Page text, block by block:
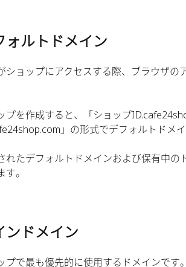
ォルトドメイン
ショップにアクセスする際、ブラウザの
プを作成すると、「ショップ
」の形式でデフォルトドメイ
れたデフォルトドメインおよび保有中
す。
ンドメイン
プで最も優先的に使用するドメインです。